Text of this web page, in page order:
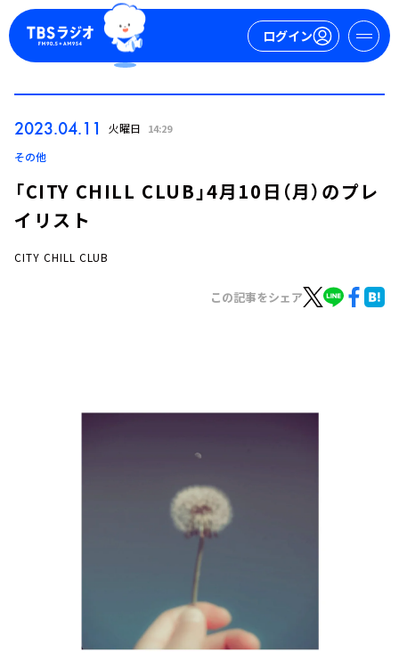
ログイン
お知らせ
2023.04.11 火曜日 14:29
その他
「CITY CHILL CLUB」4月10日（月）のプレ
イリスト
CITY CHILL CLUB
この記事をシェア